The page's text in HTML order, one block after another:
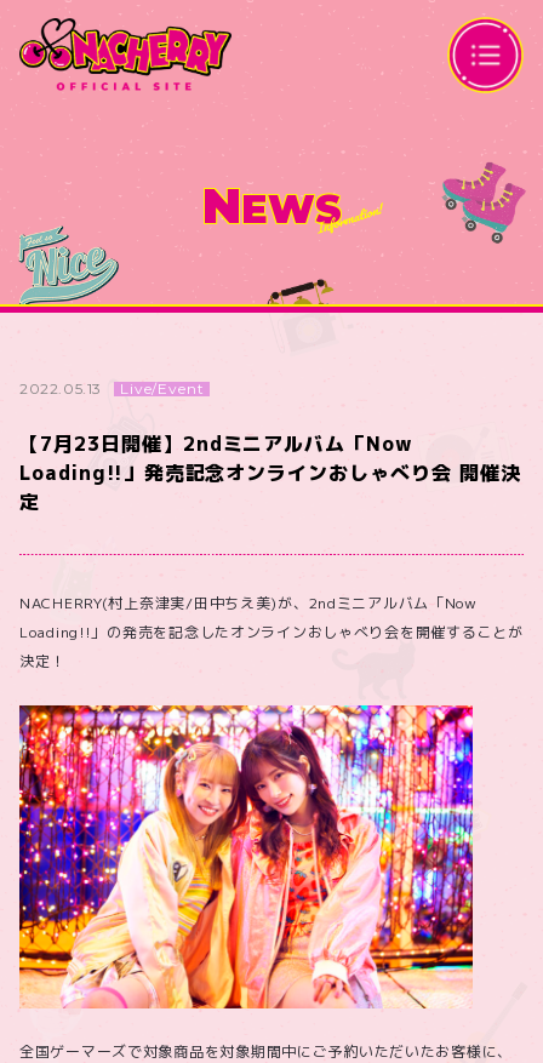
NEWS
2022.05.13 Live/Event
【7月23日開催】2ndミニアルバム「Now
Loading!!」発売記念オンラインおしゃべり会 開催決
定
NACHERRY(村上奈津実/田中ちえ美)が、2ndミニアルバム「Now
Loading!!」の発売を記念したオンラインおしゃべり会を開催することが
決定！
全国ゲーマーズで対象商品を対象期間中にご予約いただいたお客様に、